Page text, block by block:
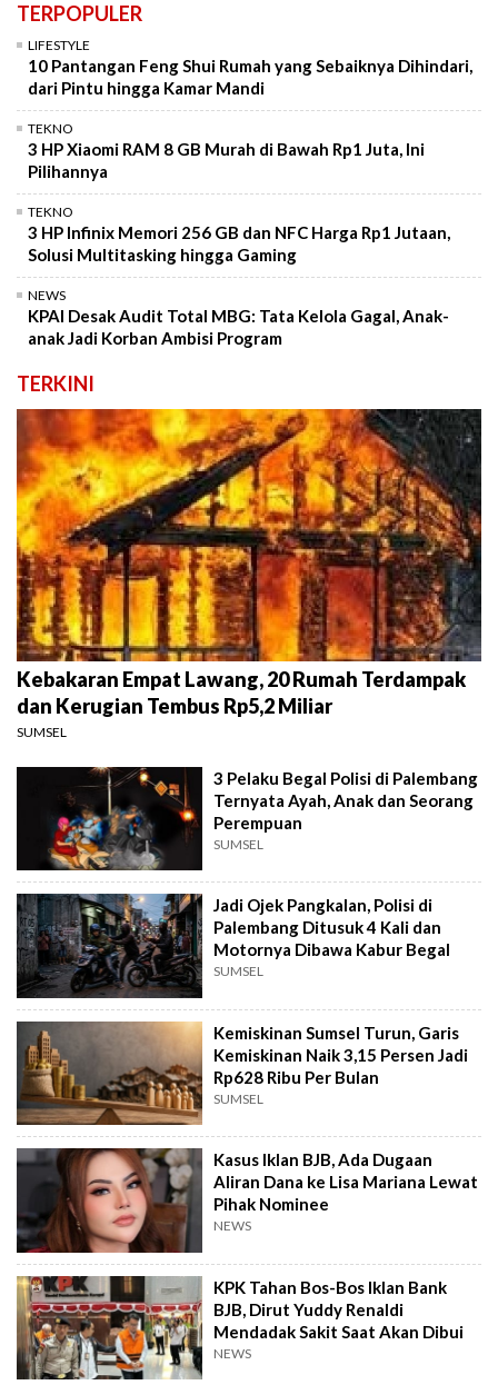
TERPOPULER
LIFESTYLE
10 Pantangan Feng Shui Rumah yang Sebaiknya Dihindari,
dari Pintu hingga Kamar Mandi
TEKNO
3 HP Xiaomi RAM 8 GB Murah di Bawah Rp1 Juta, Ini
Pilihannya
TEKNO
3 HP Infinix Memori 256 GB dan NFC Harga Rp1 Jutaan,
Solusi Multitasking hingga Gaming
NEWS
KPAI Desak Audit Total MBG: Tata Kelola Gagal, Anak-
anak Jadi Korban Ambisi Program
TERKINI
Kebakaran Empat Lawang, 20 Rumah Terdampak
dan Kerugian Tembus Rp5,2 Miliar
SUMSEL
3 Pelaku Begal Polisi di Palembang
Ternyata Ayah, Anak dan Seorang
Perempuan
SUMSEL
Jadi Ojek Pangkalan, Polisi di
Palembang Ditusuk 4 Kali dan
Motornya Dibawa Kabur Begal
SUMSEL
Kemiskinan Sumsel Turun, Garis
Kemiskinan Naik 3,15 Persen Jadi
Rp628 Ribu Per Bulan
SUMSEL
Kasus Iklan BJB, Ada Dugaan
Aliran Dana ke Lisa Mariana Lewat
Pihak Nominee
NEWS
KPK Tahan Bos-Bos Iklan Bank
BJB, Dirut Yuddy Renaldi
Mendadak Sakit Saat Akan Dibui
NEWS